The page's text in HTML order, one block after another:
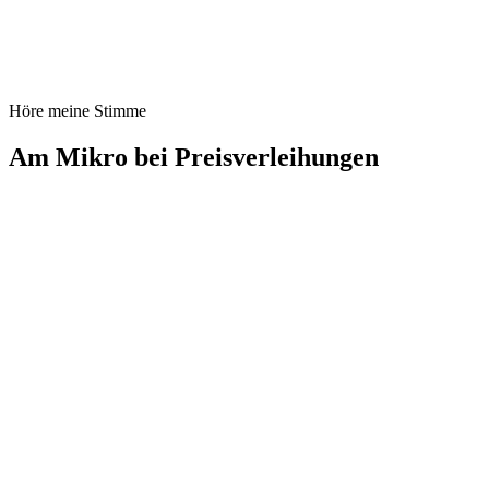
Höre meine Stimme
Am Mikro bei Preisverleihungen